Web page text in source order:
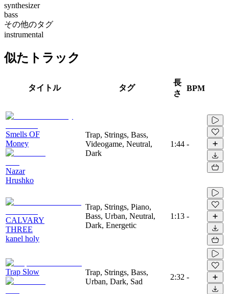
synthesizer
bass
その他のタグ
instrumental
似たトラック
タイトル タグ
長
さ
BPM
Smells OF
Money
Nazar
Hrushko
Trap, Strings, Bass,
Videogame, Neutral,
Dark
1:44 -
CALVARY
THREE
kanel holy
Trap, Strings, Piano,
Bass, Urban, Neutral,
Dark, Energetic
1:13 -
Trap Slow
Trap, Strings, Bass,
Urban, Dark, Sad
2:32 -